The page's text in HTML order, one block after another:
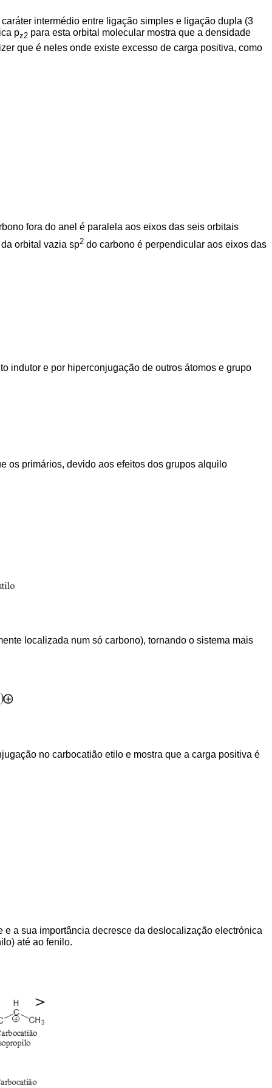
intermédio entre ligação simples e ligação dupla (3
pz2para esta orbital molecular mostra que a densidade
que é neles onde existe excesso de carga positiva, como
fora do anel é paralela aos eixos das seis orbitais
orbital vazia sp2 do carbono é perpendicular aos eixos das
indutor e por hiperconjugação de outros átomos e grupo
os primários, devido aos efeitos dos grupos alquilo
localizada num só carbono), tornando o sistema mais
no carbocatião etilo e mostra que a carga positiva é
a sua importância decresce da deslocalização electrónica
até ao fenilo.